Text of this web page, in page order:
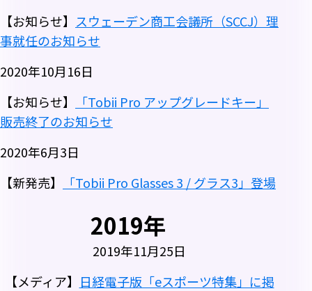
【お知らせ】 スウェーデン商工会議所（SCCJ）理
事就任のお知らせ
2020年10月16日
【お知らせ】
「Tobii Pro アップグレードキー」
販売終了のお知らせ
2020年6月3日
【新発売】
「Tobii Pro Glasses 3 / グラス3」登場
2019年
2019年11月25日
【メディア】 日経電子版「eスポーツ特集」に掲